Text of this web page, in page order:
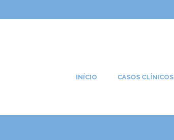
INÍCIO CASOS CLÍNICOS